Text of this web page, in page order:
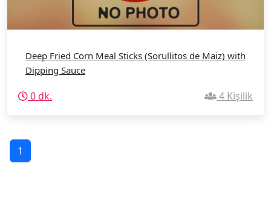
Deep Fried Corn Meal Sticks (Sorullitos de Maiz) with
Dipping Sauce
0 dk. 4 Kişilik
1